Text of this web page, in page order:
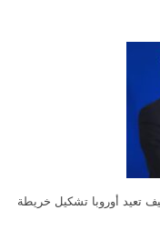
تعيد أوروبا تشكيل خريطة